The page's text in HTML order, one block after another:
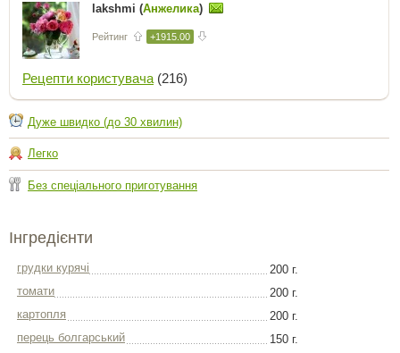
lakshmi (Анжелика)
Рейтинг +1915.00
Рецепти користувача (216)
Дуже швидко (до 30 хвилин)
Легко
Без спеціального приготування
Інгредієнти
грудки курячі
200 г.
томати
200 г.
картопля
200 г.
перець болгарський
150 г.